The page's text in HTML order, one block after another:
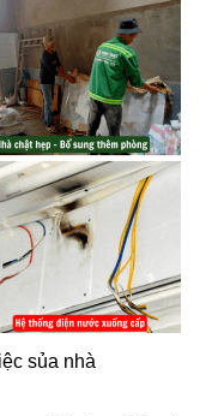
sủa nhà